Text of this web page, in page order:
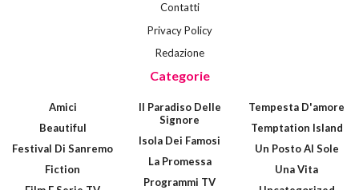
Contatti
Privacy Policy
Redazione
Categorie
Amici
Beautiful
Festival Di Sanremo
Fiction
Il Paradiso Delle
Signore
Isola Dei Famosi
La Promessa
Programmi TV
Tempesta D'amore
Temptation Island
Un Posto Al Sole
Una Vita